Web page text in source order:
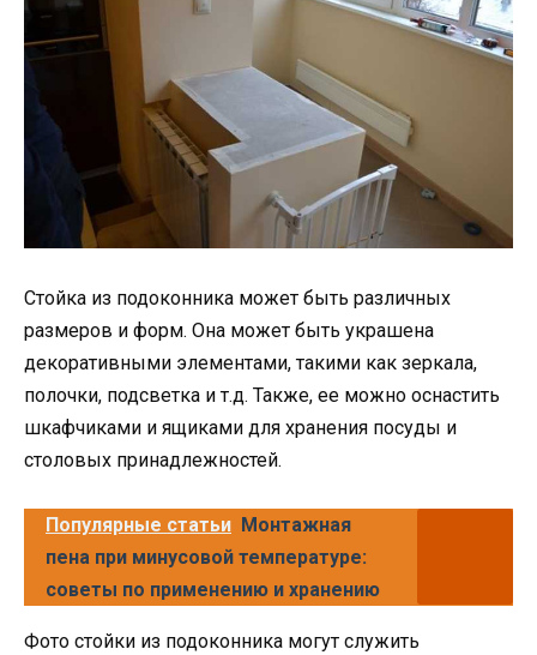
Стойка из подоконника может быть различных
размеров и форм. Она может быть украшена
декоративными элементами, такими как зеркала,
полочки, подсветка и т.д. Также, ее можно оснастить
шкафчиками и ящиками для хранения посуды и
столовых принадлежностей.
Популярные статьи Монтажная
пена при минусовой температуре:
советы по применению и хранению
Фото стойки из подоконника могут служить